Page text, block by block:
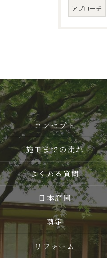
アプローチ
コンセプト
施工までの流れ
よくある質問
日本庭園
剪定
リフォーム